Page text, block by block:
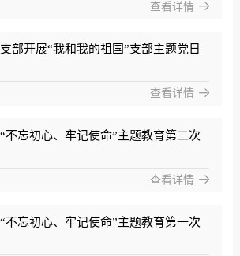
查看详情
部开展“我和我的祖国”支部主题党日
查看详情
不忘初心、牢记使命”主题教育第二次
查看详情
不忘初心、牢记使命”主题教育第一次